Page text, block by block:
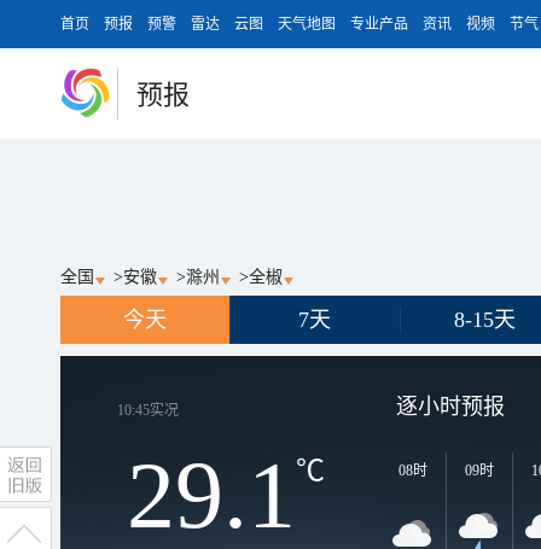
首页 预报 预警 雷达 云图 天气地图 专业产品 资讯 视频 节气
预报
全国 >安徽 >滁州 >全椒
今天 7天 8-15天
10:45实况
29.1℃
逐小时预报
08时 09时